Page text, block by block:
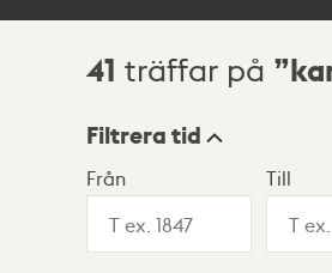
Sökresultat
41 träffar på
Visningsläge
Filtrera tid
Från Till